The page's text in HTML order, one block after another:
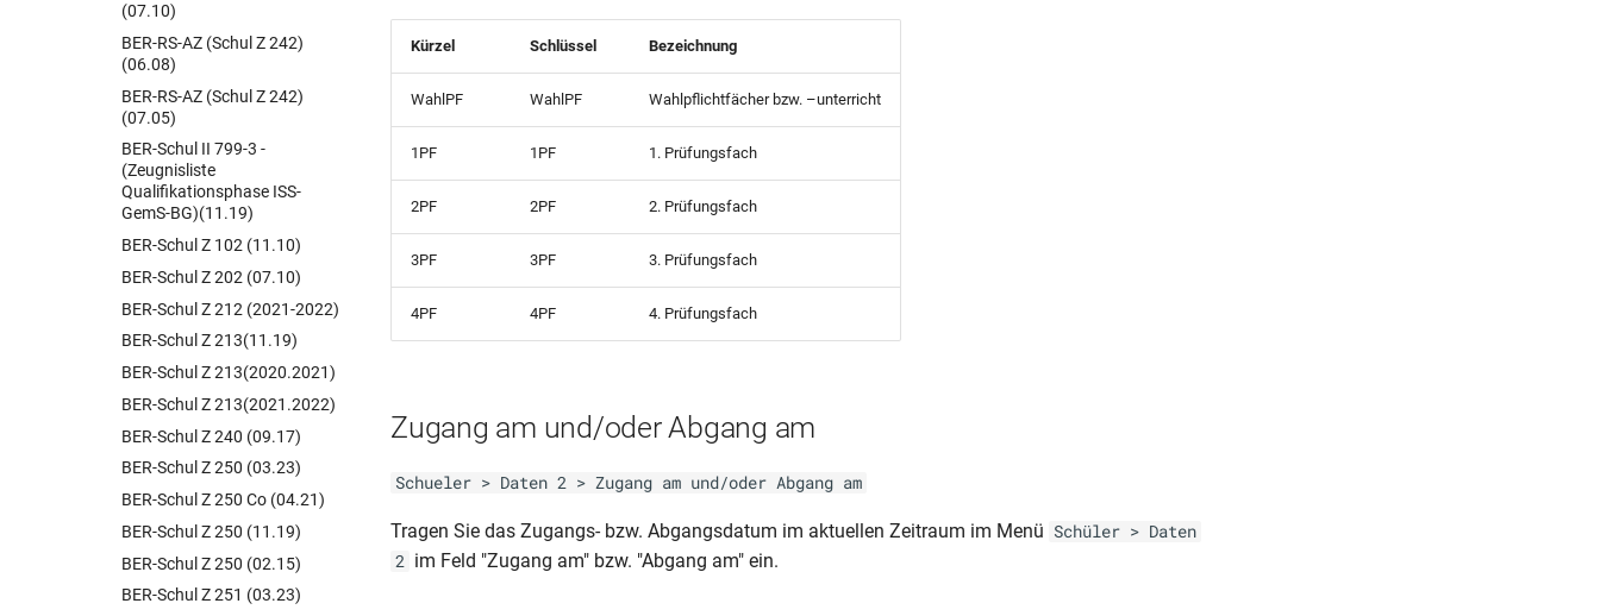
(07.10)
BER-RS-AZ (Schul Z 242)
(06.08)
BER-RS-AZ (Schul Z 242)
(07.05)
BER-Schul II 799-3 -
(Zeugnisliste
Qualifikationsphase ISS-
GemS-BG)(11.19)
BER-Schul Z 102 (11.10)
BER-Schul Z 202 (07.10)
BER-Schul Z 212 (2021-2022)
BER-Schul Z 213(11.19)
BER-Schul Z 213(2020.2021)
BER-Schul Z 213(2021.2022)
BER-Schul Z 240 (09.17)
BER-Schul Z 250 (03.23)
BER-Schul Z 250 Co (04.21)
BER-Schul Z 250 (11.19)
BER-Schul Z 250 (02.15)
BER-Schul Z 251 (03.23)
Kürzel Schlüssel Bezeichnung
WahlPF WahlPF Wahlpflichtfächer bzw. –unterricht
1PF 1PF 1. Prüfungsfach
2PF 2PF 2. Prüfungsfach
3PF 3PF 3. Prüfungsfach
4PF 4PF 4. Prüfungsfach
Zugang am und/oder Abgang am
Schueler > Daten 2 > Zugang am und/oder Abgang am
Tragen Sie das Zugangs- bzw. Abgangsdatum im aktuellen Zeitraum im Menü Schüler > Daten
2 im Feld "Zugang am" bzw. "Abgang am" ein.